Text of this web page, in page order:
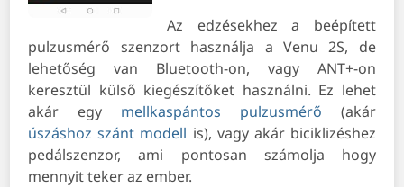
Az edzésekhez a beépített
pulzusmérő szenzort használja a Venu 2S, de
lehetőség van Bluetooth-on, vagy ANT+-on
keresztül külső kiegészítőket használni. Ez lehet
akár egy mellkaspántos pulzusmérő (akár
úszáshoz szánt modell is), vagy akár biciklizéshez
pedálszenzor, ami pontosan számolja hogy
mennyit teker az ember.